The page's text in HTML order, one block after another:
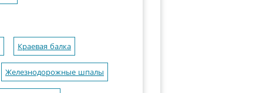
Краевая балка
Железнодорожные шпалы